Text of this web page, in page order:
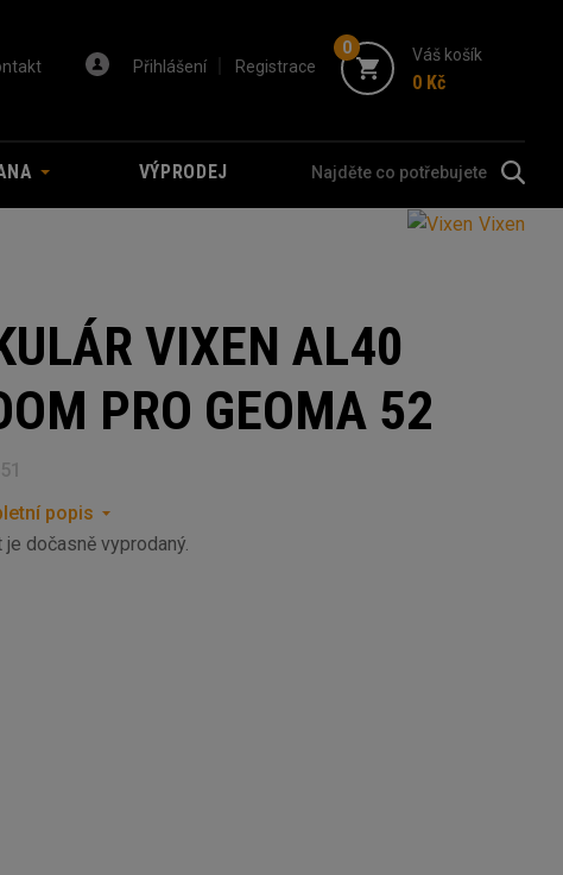
Přihlášení Registrace
0 Váš košík
0 Kč
VÝPRODEJ
Vixen
VIXEN AL40
PRO GEOMA 52
popis
je dočasně vyprodaný.